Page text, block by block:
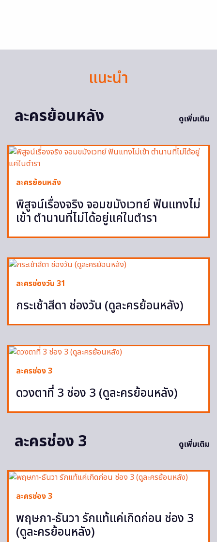
แนะนำ
ละครย้อนหลัง
ดูเพิ่มเติม
ละครย้อนหลัง
พิสูจน์เรื่องจริง จอมขมังเวทย์ ฟันแทงไม่
เข้า ตำนานที่ไม่ได้อยู่แค่ในตำรา
ละครช่องวัน 31
กระเช้าสีดา ช่องวัน (ดูละครย้อนหลัง)
ละครช่อง 3
ดวงตาที่ 3 ช่อง 3 (ดูละครย้อนหลัง)
ละครช่อง 3 ดูเพิ่มเติม
ละครช่อง 3
พฤษภา-ธันวา รักแท้แค่เกิดก่อน ช่อง 3
(ดูละครย้อนหลัง)